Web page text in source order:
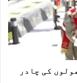
کی چادر